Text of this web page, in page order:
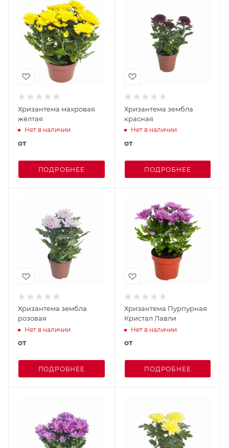
Хризантема махровая
жёлтая
Нет в наличии
от
ПОДРОБНЕЕ
Хризантема зембла
красная
Нет в наличии
от
ПОДРОБНЕЕ
Хризантема зембла
розовая
Нет в наличии
от
ПОДРОБНЕЕ
Хризантема Пурпурная
Кристал Лавли
Нет в наличии
от
ПОДРОБНЕЕ